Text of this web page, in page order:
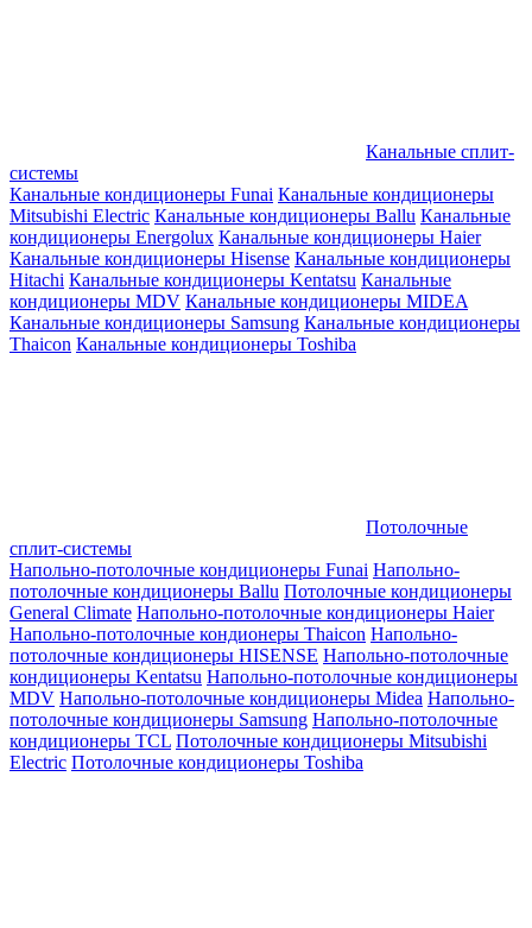
Канальные сплит-
системы
Канальные кондиционеры Funai Канальные кондиционеры
Mitsubishi Electric Канальные кондиционеры Ballu Канальные
кондиционеры Energolux Канальные кондиционеры Haier
Канальные кондиционеры Hisense Канальные кондиционеры
Hitachi Канальные кондиционеры Kentatsu Канальные
кондиционеры MDV Канальные кондиционеры MIDEA
Канальные кондиционеры Samsung Канальные кондиционеры
Thaicon Канальные кондиционеры Toshiba
Потолочные
сплит-системы
Напольно-потолочные кондиционеры Funai Напольно-
потолочные кондиционеры Ballu Потолочные кондиционеры
General Climate Напольно-потолочные кондиционеры Haier
Напольно-потолочные кондионеры Thaicon Напольно-
потолочные кондиционеры HISENSE Напольно-потолочные
кондиционеры Kentatsu Напольно-потолочные кондиционеры
MDV Напольно-потолочные кондиционеры Midea Напольно-
потолочные кондиционеры Samsung Напольно-потолочные
кондиционеры TCL Потолочные кондиционеры Mitsubishi
Electric Потолочные кондиционеры Toshiba